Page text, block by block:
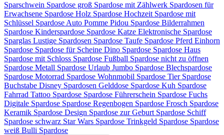
Sparschwein Spardose groß Spardose mit Zählwerk Spardosen für
Erwachsene Spardose Holz Spardose Hochzeit Spardose mit
Schlüssel Spardose Auto Pomme Pidou Spardose Bilderrahmen
Spardose Kinderspardose Spardose Katze Elektronische Spardose
Sparglas Lustige Spardosen Spardose Taufe Spardose Pferd Einhorn
Spardose Spardose für Scheine Dino Spardose Spardose Haus
Spardose mit Schloss Spardose Fußball Spardose nicht zu öffnen
Spardose Metall Spardose Urlaub Jumbo Spardose Blechspardose
Spardose Motorrad Spardose Wohnmobil Spardose Tier Spardose
Buchstabe Disney Spardosen Gelddose Spardose Kuh Spardose
Fahrrad Tattoo Spardose Spardose Führerschein Spardose Fuchs
Digitale Spardose Spardose Regenbogen Spardose Frosch Spardose
Keramik Spardose Design Spardose zur Geburt Spardose Schiff
Spardose schwarz Star Wars Spardose Trinkgeld Spardose Spardose
weiß Bulli Spardose